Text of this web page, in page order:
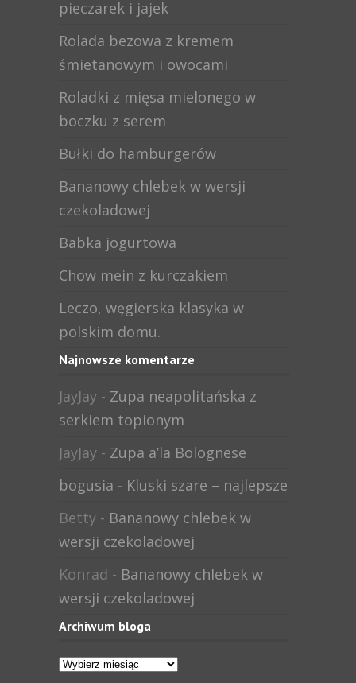
pieczarek i jajek
Rolada bezowa z kremem
śmietanowym i owocami
Roladki z mięsa mielonego w
boczku z serem
Bułki do hamburgerów
Bananowy chlebek w wersji
czekoladowej
Babka jogurtowa
Chow mein z kurczakiem
Leczo, węgierska klasyka w
polskim domu.
Najnowsze komentarze
JayJay - Zupa neapolitańska z
serkiem topionym
JayJay - Zupa a’la Bolognese
bogusia - Kluski szare – najlepsze
Betty - Bananowy chlebek w
wersji czekoladowej
Konrad - Bananowy chlebek w
wersji czekoladowej
Archiwum bloga
Archiwum